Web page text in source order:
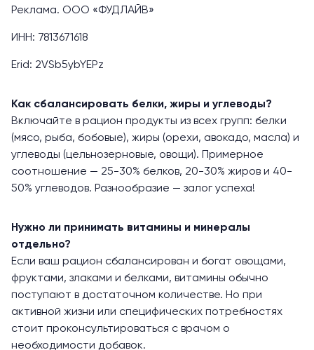
Реклама. ООО «ФУДЛАЙВ»
ИНН: 7813671618
Erid: 2VSb5ybYEPz
Как сбалансировать белки, жиры и углеводы?
Включайте в рацион продукты из всех групп: белки
(мясо, рыба, бобовые), жиры (орехи, авокадо, масла) и
углеводы (цельнозерновые, овощи). Примерное
соотношение — 25-30% белков, 20-30% жиров и 40-
50% углеводов. Разнообразие — залог успеха!
Нужно ли принимать витамины и минералы
отдельно?
Если ваш рацион сбалансирован и богат овощами,
фруктами, злаками и белками, витамины обычно
поступают в достаточном количестве. Но при
активной жизни или специфических потребностях
стоит проконсультироваться с врачом о
необходимости добавок.